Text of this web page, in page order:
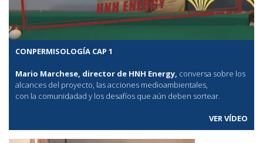
CONPERMISOLOGÍA CAP 1
Mario Marchese, director de HNH Energy, conversa sobre los
alcances del proyecto, las acciones medioambientales,
con la comunidadad y los desafíos que aún deben sortear.
VER VÍDEO